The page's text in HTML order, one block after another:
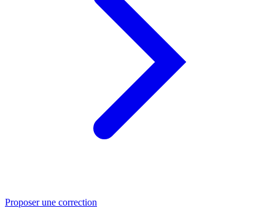
Proposer une correction